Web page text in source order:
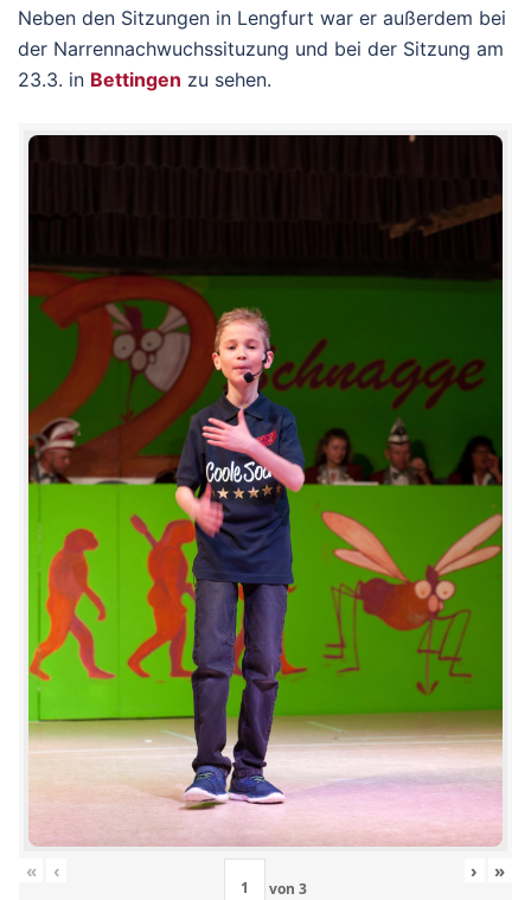
Neben den Sitzungen in Lengfurt war er außerdem bei
der Narrennachwuchssituzung und bei der Sitzung am
23.3. in Bettingen zu sehen.
« ‹
von 3
› »